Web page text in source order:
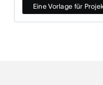
Eine Vorlage für